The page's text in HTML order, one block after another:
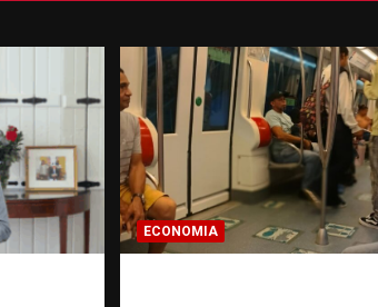
ECONOMIA